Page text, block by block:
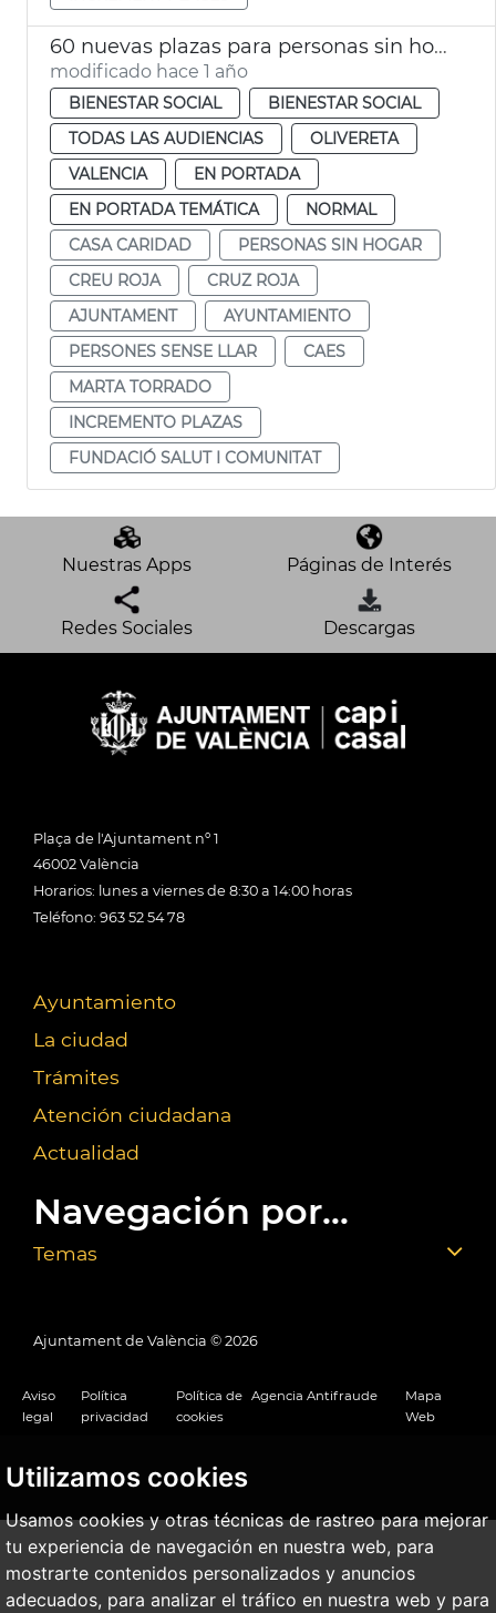
Utilizamos cookies
Usamos cookies y otras técnicas de rastreo para mejorar
tu experiencia de navegación en nuestra web, para
mostrarte contenidos personalizados y anuncios
adecuados, para analizar el tráfico en nuestra web y para
60 nuevas plazas para personas sin hogar
modificado hace 1 año
BIENESTAR SOCIAL
BIENESTAR SOCIAL
TODAS LAS AUDIENCIAS
OLIVERETA
VALENCIA
EN PORTADA
EN PORTADA TEMÁTICA
NORMAL
CASA CARIDAD
PERSONAS SIN HOGAR
CREU ROJA
CRUZ ROJA
AJUNTAMENT
AYUNTAMIENTO
PERSONES SENSE LLAR
CAES
MARTA TORRADO
INCREMENTO PLAZAS
FUNDACIÓ SALUT I COMUNITAT
Nuestras Apps Páginas de Interés
Redes Sociales Descargas
Plaça de l'Ajuntament nº 1
46002 València
Horarios: lunes a viernes de 8:30 a 14:00 horas
Teléfono: 963 52 54 78
Ayuntamiento
La ciudad
Trámites
Atención ciudadana
Actualidad
Navegación por...
Temas
Ajuntament de València © 2026
Aviso
legal
Política
privacidad
Política de
cookies
Agencia Antifraude
Mapa
Web